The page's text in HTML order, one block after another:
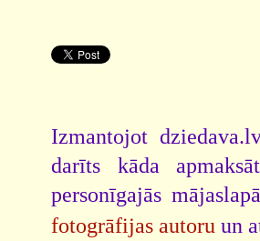
Izmantojot
darīts kāda
personīgajās
fotogrāfijas autoru un